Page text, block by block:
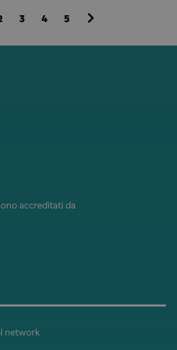
3 4 5
accreditati da
network